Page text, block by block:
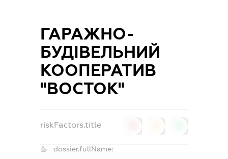
ГАРАЖНО-
БУДІВЕЛЬНИЙ
КООПЕРАТИВ
"ВОСТОК"
riskFactors.title
dossier.fullName: